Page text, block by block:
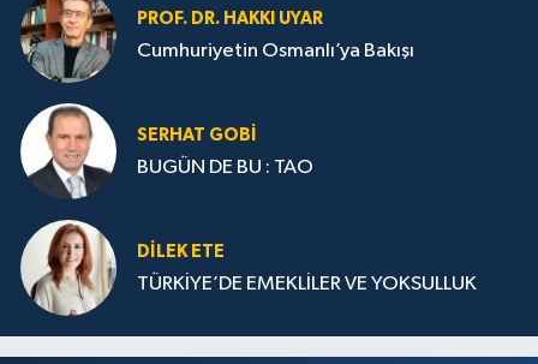
PROF. DR. HAKKI UYAR
Cumhuriyetin Osmanlı’ya Bakışı
SERHAT GOBİ
BUGÜN DE BU : TAO
DILEK ETE
TÜRKİYE’DE EMEKLİLER VE YOKSULLUK